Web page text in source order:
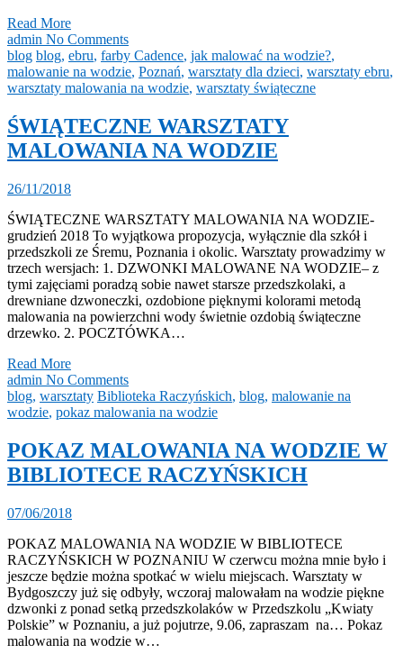
Read More
admin No Comments
blog blog, ebru, farby Cadence, jak malować na wodzie?,
malowanie na wodzie, Poznań, warsztaty dla dzieci, warsztaty ebru,
warsztaty malowania na wodzie, warsztaty świąteczne
ŚWIĄTECZNE WARSZTATY
MALOWANIA NA WODZIE
26/11/2018
ŚWIĄTECZNE WARSZTATY MALOWANIA NA WODZIE-
grudzień 2018 To wyjątkowa propozycja, wyłącznie dla szkół i
przedszkoli ze Śremu, Poznania i okolic. Warsztaty prowadzimy w
trzech wersjach: 1. DZWONKI MALOWANE NA WODZIE– z
tymi zajęciami poradzą sobie nawet starsze przedszkolaki, a
drewniane dzwoneczki, ozdobione pięknymi kolorami metodą
malowania na powierzchni wody świetnie ozdobią świąteczne
drzewko. 2. POCZTÓWKA…
Read More
admin No Comments
blog, warsztaty Biblioteka Raczyńskich, blog, malowanie na
wodzie, pokaz malowania na wodzie
POKAZ MALOWANIA NA WODZIE W
BIBLIOTECE RACZYŃSKICH
07/06/2018
POKAZ MALOWANIA NA WODZIE W BIBLIOTECE
RACZYŃSKICH W POZNANIU W czerwcu można mnie było i
jeszcze będzie można spotkać w wielu miejscach. Warsztaty w
Bydgoszczy już się odbyły, wczoraj malowałam na wodzie piękne
dzwonki z ponad setką przedszkolaków w Przedszkolu „Kwiaty
Polskie” w Poznaniu, a już pojutrze, 9.06, zapraszam na… Pokaz
malowania na wodzie w…